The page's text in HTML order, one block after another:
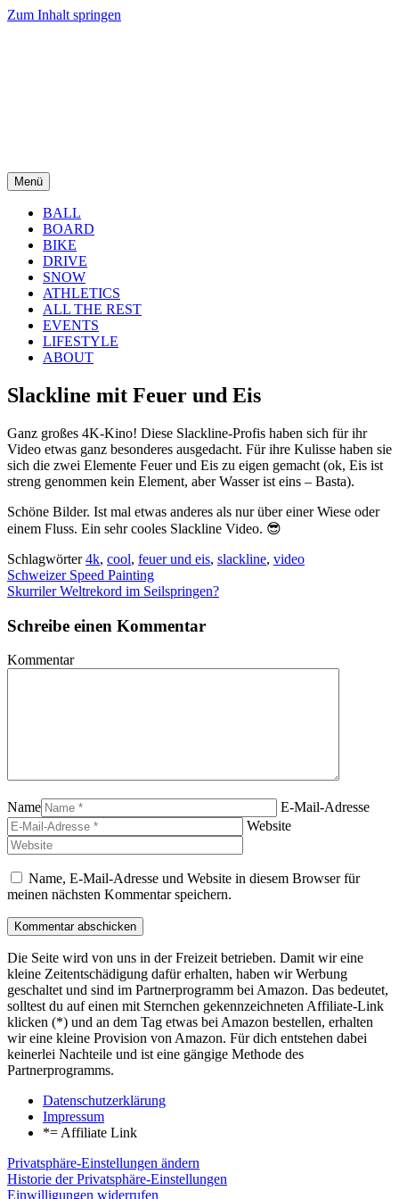
Zum Inhalt springen
Menü
BALL
BOARD
BIKE
DRIVE
SNOW
ATHLETICS
ALL THE REST
EVENTS
LIFESTYLE
ABOUT
Slackline mit Feuer und Eis
Ganz großes 4K-Kino! Diese Slackline-Profis haben sich für ihr
Video etwas ganz besonderes ausgedacht. Für ihre Kulisse haben sie
sich die zwei Elemente Feuer und Eis zu eigen gemacht (ok, Eis ist
streng genommen kein Element, aber Wasser ist eins – Basta).
Schöne Bilder. Ist mal etwas anderes als nur über einer Wiese oder
einem Fluss. Ein sehr cooles Slackline Video. 😎
Schlagwörter4k, cool, feuer und eis, slackline, video
Schweizer Speed Painting
Skurriler Weltrekord im Seilspringen?
Schreibe einen Kommentar
Kommentar
Name
E-Mail-Adresse
Website
Name, E-Mail-Adresse und Website in diesem Browser für
meinen nächsten Kommentar speichern.
Die Seite wird von uns in der Freizeit betrieben. Damit wir eine
kleine Zeitentschädigung dafür erhalten, haben wir Werbung
geschaltet und sind im Partnerprogramm bei Amazon. Das bedeutet,
solltest du auf einen mit Sternchen gekennzeichneten Affiliate-Link
klicken (*) und an dem Tag etwas bei Amazon bestellen, erhalten
wir eine kleine Provision von Amazon. Für dich entstehen dabei
keinerlei Nachteile und ist eine gängige Methode des
Partnerprogramms.
Datenschutzerklärung
Impressum
*= Affiliate Link
Privatsphäre-Einstellungen ändern
Historie der Privatsphäre-Einstellungen
Einwilligungen widerrufen